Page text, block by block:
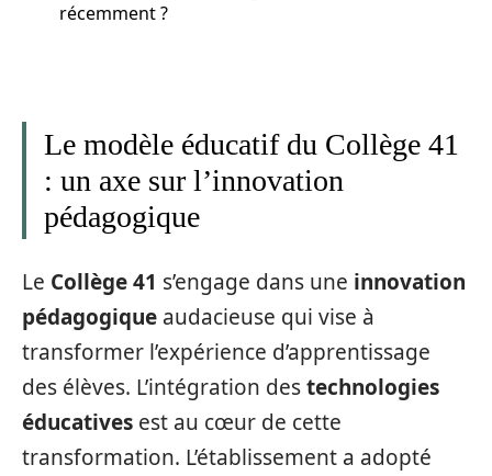
récemment ?
Le modèle éducatif du Collège 41
: un axe sur l’innovation
pédagogique
Le Collège 41 s’engage dans une innovation
pédagogique audacieuse qui vise à
transformer l’expérience d’apprentissage
des élèves. L’intégration destechnologies
éducatives est au cœur de cette
transformation. L’établissement a adopté